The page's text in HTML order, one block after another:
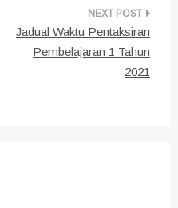
Jadual Waktu Pentaksiran
Pembelajaran 1 Tahun
2021